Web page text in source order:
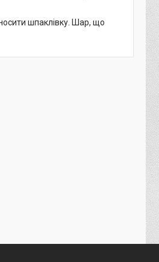
шпаклівку. Шар, що